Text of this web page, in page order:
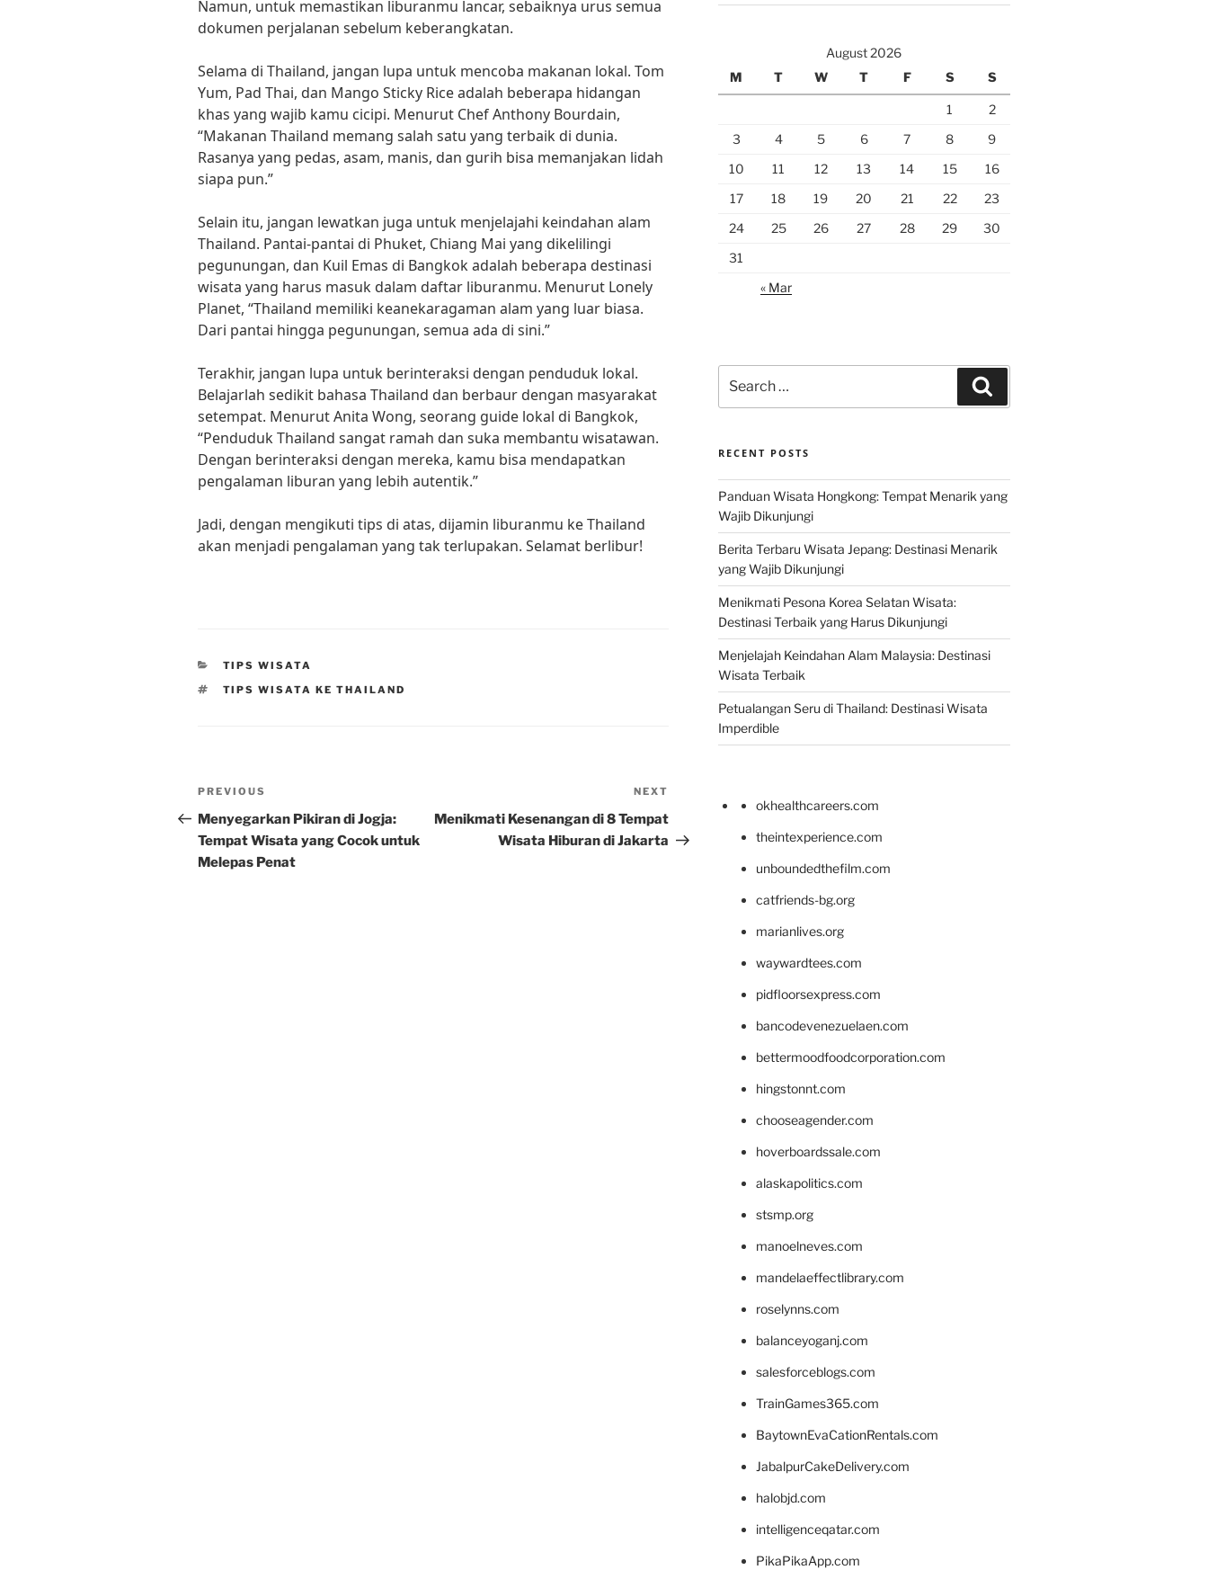
Namun, untuk memastikan liburanmu lancar, sebaiknya urus semua
dokumen perjalanan sebelum keberangkatan.
Selama di Thailand, jangan lupa untuk mencoba makanan lokal. Tom
Yum, Pad Thai, dan Mango Sticky Rice adalah beberapa hidangan
khas yang wajib kamu cicipi. Menurut Chef Anthony Bourdain,
“Makanan Thailand memang salah satu yang terbaik di dunia.
Rasanya yang pedas, asam, manis, dan gurih bisa memanjakan lidah
siapa pun.”
Selain itu, jangan lewatkan juga untuk menjelajahi keindahan alam
Thailand. Pantai-pantai di Phuket, Chiang Mai yang dikelilingi
pegunungan, dan Kuil Emas di Bangkok adalah beberapa destinasi
wisata yang harus masuk dalam daftar liburanmu. Menurut Lonely
Planet, “Thailand memiliki keanekaragaman alam yang luar biasa.
Dari pantai hingga pegunungan, semua ada di sini.”
Terakhir, jangan lupa untuk berinteraksi dengan penduduk lokal.
Belajarlah sedikit bahasa Thailand dan berbaur dengan masyarakat
setempat. Menurut Anita Wong, seorang guide lokal di Bangkok,
“Penduduk Thailand sangat ramah dan suka membantu wisatawan.
Dengan berinteraksi dengan mereka, kamu bisa mendapatkan
pengalaman liburan yang lebih autentik.”
Jadi, dengan mengikuti tips di atas, dijamin liburanmu ke Thailand
akan menjadi pengalaman yang tak terlupakan. Selamat berlibur!
CATEGORIES
TIPS WISATA
TAGS
TIPS WISATA KE THAILAND
Post
navigation
Previous
Post
PREVIOUS
Menyegarkan Pikiran di Jogja:
Tempat Wisata yang Cocok untuk
Melepas Penat
Post
NEXT
Menikmati Kesenangan di 8 Tempat
Wisata Hiburan di Jakarta
August 2026
M
T W T F S S
1
2
3
4 5 6 7 8
9
10
11 12 13 14 15
16
17
18 19 20 21 22
23
24
25 26 27 28 29
30
31
« Mar
for:
RECENT POSTS
Panduan Wisata Hongkong: Tempat Menarik yang
Wajib Dikunjungi
Berita Terbaru Wisata Jepang: Destinasi Menarik
yang Wajib Dikunjungi
Menikmati Pesona Korea Selatan Wisata:
Destinasi Terbaik yang Harus Dikunjungi
Menjelajah Keindahan Alam Malaysia: Destinasi
Wisata Terbaik
Petualangan Seru di Thailand: Destinasi Wisata
Imperdible
okhealthcareers.com
theintexperience.com
unboundedthefilm.com
catfriends-bg.org
marianlives.org
waywardtees.com
pidfloorsexpress.com
bancodevenezuelaen.com
bettermoodfoodcorporation.com
hingstonnt.com
chooseagender.com
hoverboardssale.com
alaskapolitics.com
stsmp.org
manoelneves.com
mandelaeffectlibrary.com
roselynns.com
balanceyoganj.com
salesforceblogs.com
TrainGames365.com
BaytownEvaCationRentals.com
JabalpurCakeDelivery.com
halobjd.com
intelligenceqatar.com
PikaPikaApp.com